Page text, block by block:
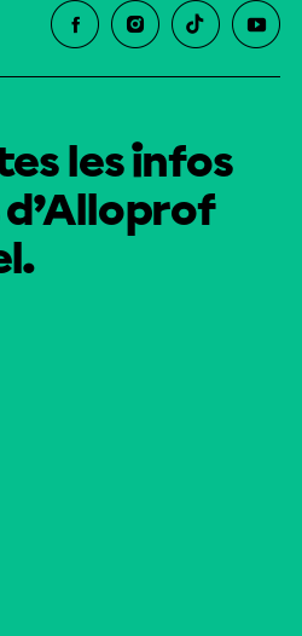
les infos